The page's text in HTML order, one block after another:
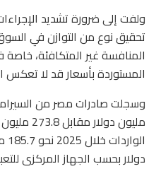
ولفت إلى ضرورة تشديد
تحقيق نوع من التوازن في
المنافسة غير المتكافئة،
المستوردة بأسعار قد لا تعكس
دولار بحسب الجهاز المركزى